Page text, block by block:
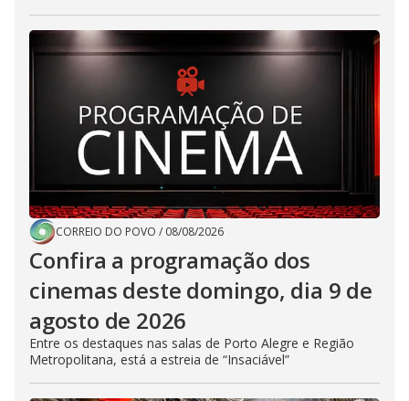
CORREIO DO POVO / 08/08/2026
Confira a programação dos
cinemas deste domingo, dia 9 de
agosto de 2026
Entre os destaques nas salas de Porto Alegre e Região
Metropolitana, está a estreia de “Insaciável”